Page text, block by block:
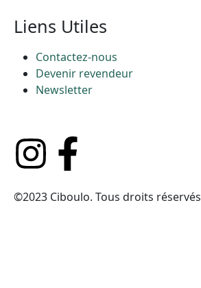
Liens Utiles
Contactez-nous
Devenir revendeur
Newsletter
©2023 Ciboulo. Tous droits réservés